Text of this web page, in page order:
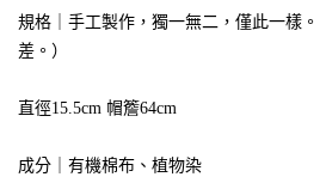
規格｜手工製作，獨一無二，僅此一樣。
差。）
直徑15.5cm 帽簷64cm
成分｜有機棉布、植物染